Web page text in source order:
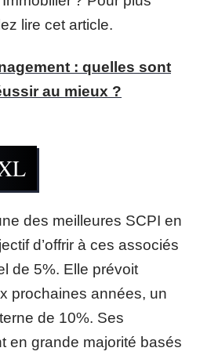
lire cet article.
: quelles sont
au mieux ?
des meilleures SCPI en
d’offrir à ces associés
de 5%. Elle prévoit
prochaines années, un
de 10%. Ses
en grande majorité basés